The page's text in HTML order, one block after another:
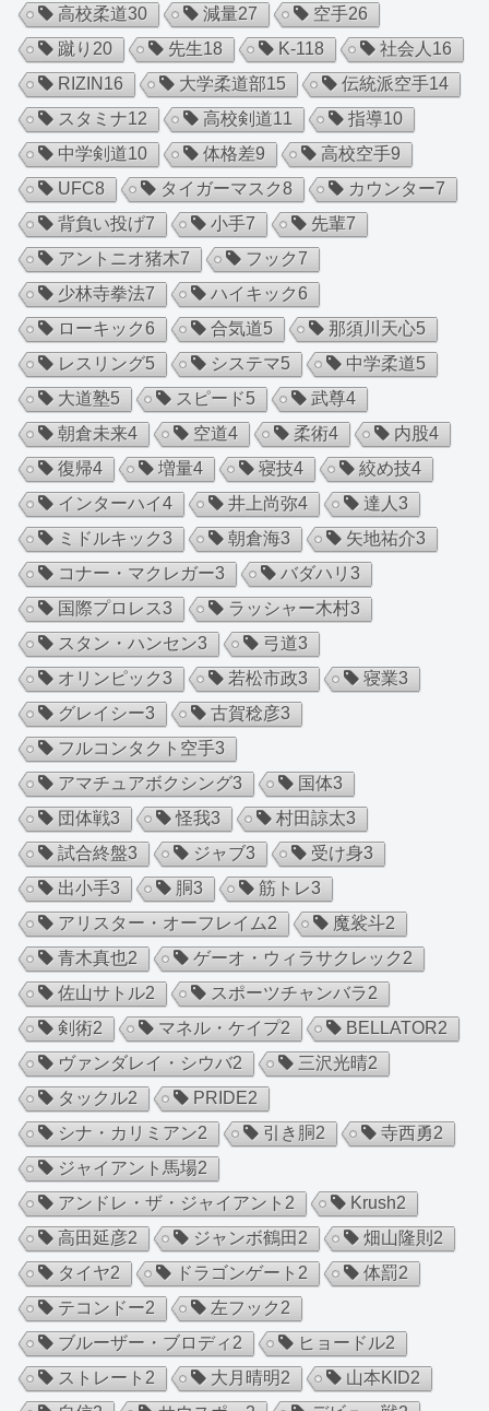
高校柔道30 減量27 空手26
蹴り 20 先生18 K-118 社会人 16
RIZIN 16 大学柔道部15 伝統派空手14
スタミナ12 高校剣道11 指導10
中学剣道10 体格差9 高校空手9
UFC8 タイガーマスク8 カウンター7
背負い投げ7 小手7 先輩7
アントニオ猪木7 フック7
少林寺拳法7 ハイキック6
ローキック6 合気道5 那須川天心5
レスリング5 システマ5 中学柔道5
大道塾5 スピード5 武尊4
朝倉未来4 空道4 柔術4 内股4
復帰4 増量4 寝技4 絞め技4
インターハイ4 井上尚弥4 達人 3
ミドルキック3 朝倉海3 矢地祐介3
コナー・マクレガー3 バダハリ 3
国際プロレス3 ラッシャー木村3
スタン・ハンセン3 弓道3
オリンピック3 若松市政3 寝業3
グレイシー3 古賀稔彦3
フルコンタクト空手3
アマチュアボクシング3 国体3
団体戦3 怪我3 村田諒太3
試合終盤3 ジャブ3 受け身3
出小手3 胴3 筋トレ3
アリスター・オーフレイム2 魔裟斗2
青木真也2 ゲーオ・ウィラサクレック2
佐山サトル2 スポーツチャンバラ2
剣術2 マネル・ケイプ2 BELLATOR2
ヴァンダレイ・シウバ2 三沢光晴2
タックル2 PRIDE2
シナ・カリミアン2 引き胴 2 寺西勇2
ジャイアント馬場2
アンドレ・ザ・ジャイアント 2 Krush2
高田延彦2 ジャンボ鶴田 2 畑山隆則 2
タイヤ2 ドラゴンゲート 2 体罰2
テコンドー2 左フック2
ブルーザー・ブロディ 2 ヒョードル2
ストレート 2 大月晴明2 山本KID2